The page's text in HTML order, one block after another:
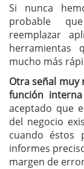
Si nunca
probable
reemplazar
herramientas
mucho más
Otra señal
función
aceptado que
del negocio
cuando éstos
informes
margen de